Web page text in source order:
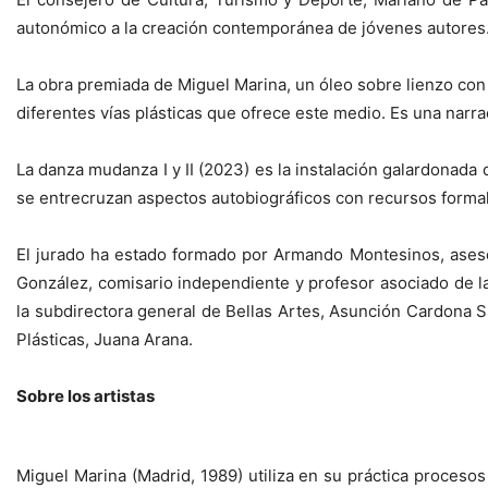
autonómico a la creación contemporánea de jóvenes
La obra premiada de Miguel Marina, un óleo sobre lienzo
diferentes vías plásticas que ofrece este medio. Es una
La danza mudanza I y II (2023) es la instalación
se entrecruzan aspectos autobiográficos con recursos
El jurado ha estado formado por Armando Montesinos,
González, comisario independiente y profesor asociado de
la subdirectora general de Bellas Artes, Asunción Cardona
Plásticas, Juana Arana.
Sobre los artistas
Miguel Marina (Madrid, 1989) utiliza en su práctica